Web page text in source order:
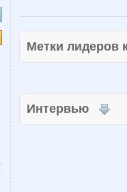
Метки
Интервью